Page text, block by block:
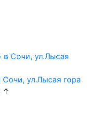
ул.Лысая гора
↑